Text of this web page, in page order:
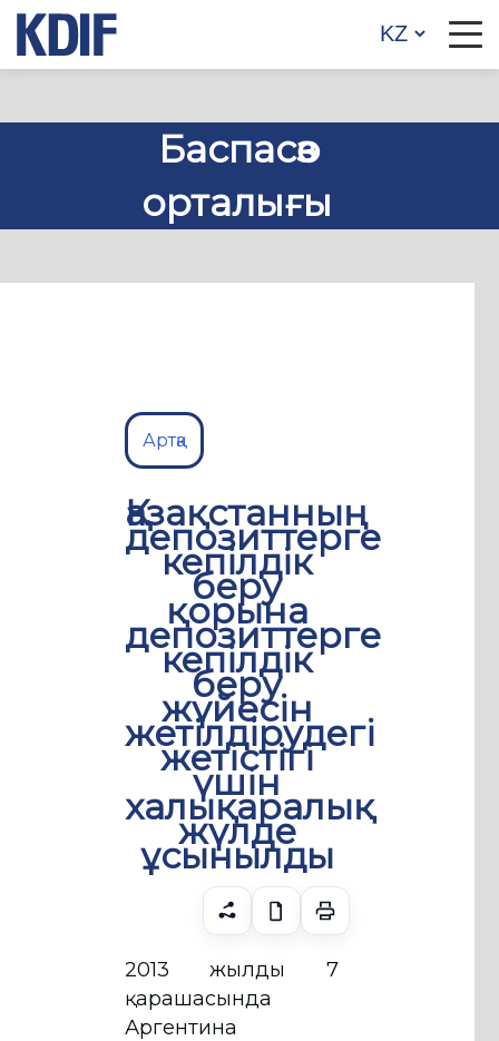
Баспасөз
орталығы
Артқа
Қазақстанның
депозиттерге
кепілдік
беру
қорына
депозиттерге
кепілдік
беру
жүйесін
жетілдірудегі
жетістігі
үшін
халықаралық
жүлде
ұсынылды
2013 жылдың 7
қарашасында
Аргентина